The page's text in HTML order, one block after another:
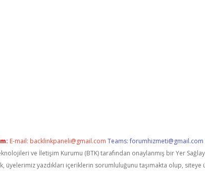
E-mail: backlinkpaneli@gmail.com Teams:forumhizmeti@gmail.com
ve İletişim Kurumu (BTK) tarafından onaylanmış bir Yer
üyelerimiz yazdıkları içeriklerin sorumluluğunu taşımakta olup,